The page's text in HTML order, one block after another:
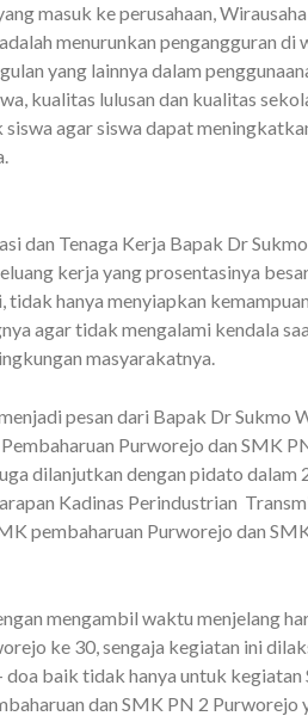
masuk ke perusahaan,
menurunkan pengangguran
yang lainnya dalam
kualitas lulusan dan kualitas
agar siswa dapat
dan Tenaga Kerja Bapak Dr
kerja yang prosentasinya
tidak hanya menyiapkan
agar tidak mengalami kendala
masyarakatnya.
pesan dari Bapak Dr
Purworejo dan SMK
dilanjutkan dengan pidato dalam
Kadinas Perindustrian
pembaharuan Purworejo dan
mengambil waktu menjelang
ke 30, sengaja kegiatan ini
baik tidak hanya untuk
dan SMK PN 2 Purworejo